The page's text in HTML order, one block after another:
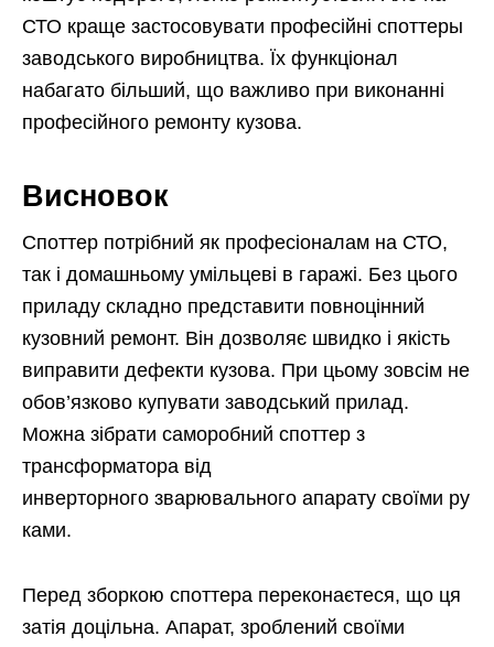
СТО краще застосовувати професійні споттеры
заводського виробництва. Їх функціонал
набагато більший, що важливо при виконанні
професійного ремонту кузова.
Висновок
Споттер потрібний як професіоналам на СТО,
так і домашньому умільцеві в гаражі. Без цього
приладу складно представити повноцінний
кузовний ремонт. Він дозволяє швидко і якість
виправити дефекти кузова. При цьому зовсім не
обов’язково купувати заводський прилад.
Можна зібрати саморобний споттер з
трансформатора від
инверторного зварювального апарату своїми ру
ками.
Перед зборкою споттера переконаєтеся, що ця
затія доцільна. Апарат, зроблений своїми